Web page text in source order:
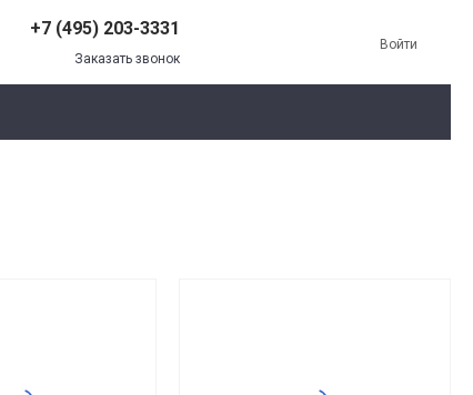
+7 (495) 203-3331
Заказать звонок
Войти